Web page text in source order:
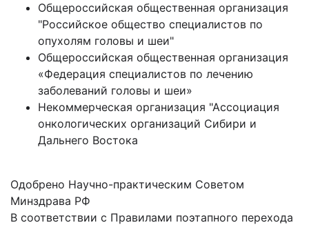
Общероссийская общественная организация
"Российское общество специалистов по
опухолям головы и шеи"
Общероссийская общественная организация
«Федерация специалистов по лечению
заболеваний головы и шеи»
Некоммерческая организация "Ассоциация
онкологических организаций Сибири и
Дальнего Востока
Одобрено Научно-практическим Советом
Минздрава РФ
В соответствии с Правилами поэтапного перехода